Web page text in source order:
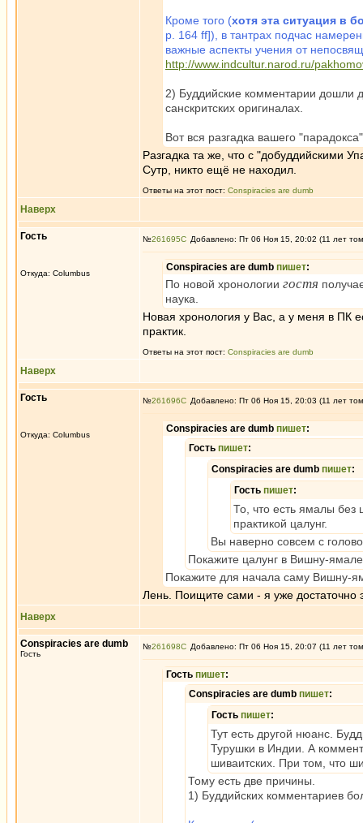
Кроме того (хотя эта ситуация в
p. 164 ff]), в тантрах подчас
важные аспекты учения от
http://www.indcultur.narod.ru/
2) Буддийские комментарии дошли
санскритских оригиналах.
Вот вся разгадка вашего
Разгадка та же, что с "добуддийскими
Сутр, никто ещё не находил.
Ответы на этот пост: Conspiracies are dumb
Наверх
Гость
Откуда: Columbus
№261695 Добавлено: Пт 06 Ноя 15, 20:02 (11 лет
Conspiracies are dumb пишет:
По новой хронологии гостя
наука.
Новая хронология у Вас, а у меня в ПК
практик.
Ответы на этот пост: Conspiracies are dumb
Наверх
Гость
Откуда: Columbus
№261696 Добавлено: Пт 06 Ноя 15, 20:03 (11 лет
Conspiracies are dumb пишет:
Гость пишет:
Conspiracies are dumb пишет:
Гость пишет:
То, что есть ямалы без
практикой цалунг.
Вы наверно совсем с
Покажите цалунг в Вишну-
Покажите для начала саму Вишну-
Лень. Поищите сами - я уже достаточно
Наверх
Conspiracies are dumb
Гость
№261698 Добавлено: Пт 06 Ноя 15, 20:07 (11 лет
Гость пишет:
Conspiracies are dumb пишет:
Гость пишет:
Тут есть другой нюанс.
Турушки в Индии. А
шиваитских. При том, что
Тому есть две причины.
1) Буддийских комментариев